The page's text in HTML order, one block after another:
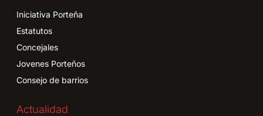
Iniciativa Porteña
Estatutos
Concejales
Jovenes Porteños
Consejo de barrios
Actualidad